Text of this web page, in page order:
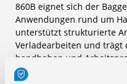
860B eignet sich der
Anwendungen rund um
unterstützt strukturierte
Verladearbeiten und trägt
handhaben und